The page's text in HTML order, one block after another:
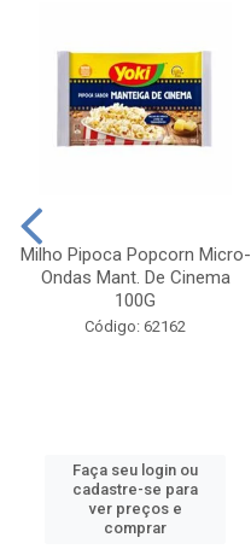
Milho Pipoca Popcorn Micro-
Ondas Mant. De Cinema
100G
Código: 62162
Faça seu login ou
cadastre-se para
ver preços e
comprar